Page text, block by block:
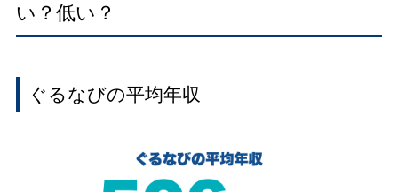
い？低い？
ぐるなびの平均年収